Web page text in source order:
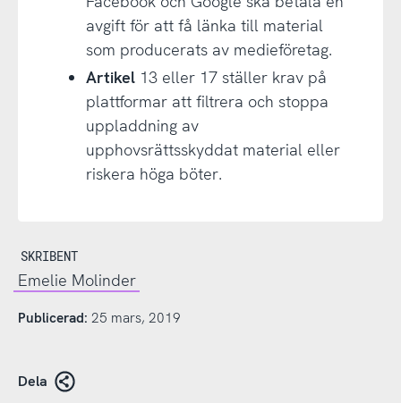
avgift för att få länka till material
som producerats av medieföretag.
Artikel13 eller 17 ställer krav på
plattformar att filtrera och stoppa
uppladdning av
upphovsrättsskyddat material eller
riskera höga böter.
SKRIBENT
Emelie Molinder
Publicerad: 25 mars, 2019
Dela